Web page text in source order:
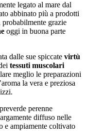
legato al mare dal
abbinato più a prodotti
probabilmente grazie
oggi in buona parte
dalle sue spiccate virtù
tessuti muscolari
meglio le preparazioni
la vera e preziosa
perenne
diffuso nelle
e ampiamente coltivato